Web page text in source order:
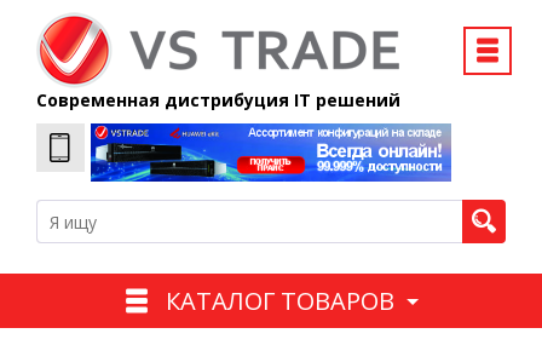
Современная дистрибуция IT решений
КАТАЛОГ ТОВАРОВ